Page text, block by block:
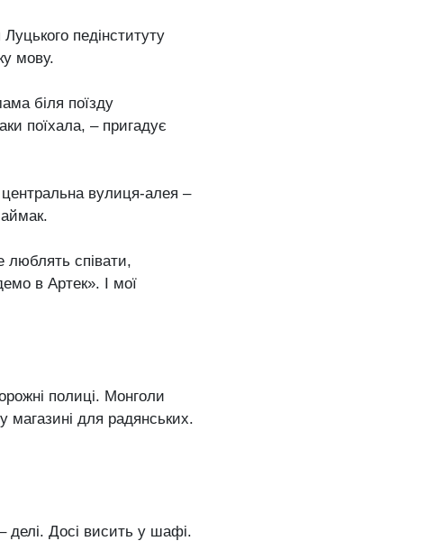
педінституту
мову.
біля поїзду
поїхала, – пригадує
вулиця-алея –
люблять співати,
в Артек». І мої
полиці. Монголи
магазині для радянських.
делі. Досі висить у шафі.